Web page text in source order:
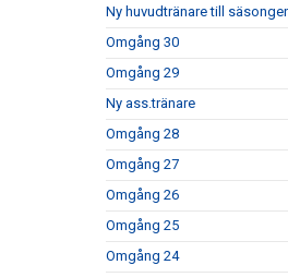
Ny huvudtränare till
Omgång 30
Omgång 29
Ny ass.tränare
Omgång 28
Omgång 27
Omgång 26
Omgång 25
Omgång 24